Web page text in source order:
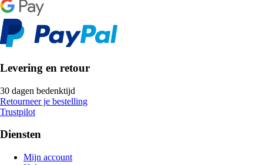
Levering en retour
30 dagen bedenktijd
Retourneer je bestelling
Trustpilot
Diensten
Mijn account